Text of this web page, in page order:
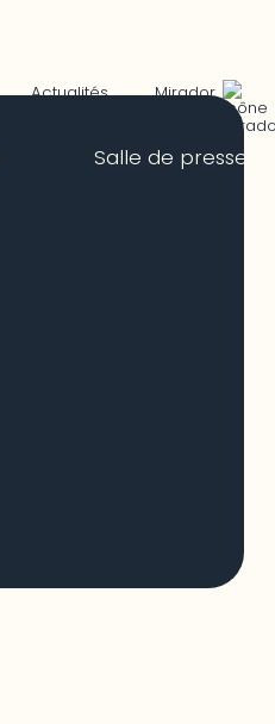
Actualités Mirador
Salle de presse